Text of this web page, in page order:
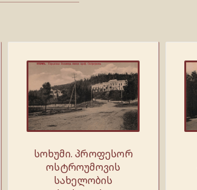
სოხუმი. პროფესორ
ოსტროუმოვის
სახელობის